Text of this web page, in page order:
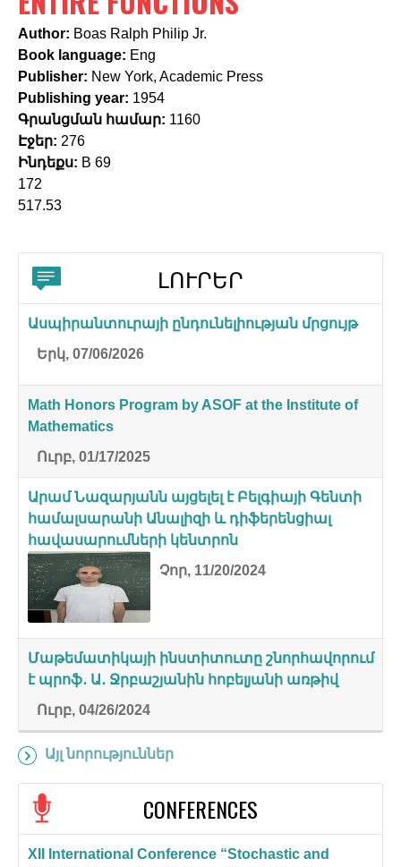
h
f
o
r
m
Author: Boas Ralph Philip Jr.
Book language: Eng
Publisher: New York, Academic Press
Publishing year: 1954
Գրանցման համար: 1160
Էջեր: 276
Ինդեքս: B 69
172
517.53
ԼՈՒՐԵՐ
Ասպիրանտուրայի ընդունելիության մրցույթ
Երկ, 07/06/2026
Math Honors Program by ASOF at the Institute of
Mathematics
Ուրբ, 01/17/2025
Արամ Նազարյանն այցելել է Բելգիայի Գենտի
համալսարանի Անալիզի և դիֆերենցիալ
հավասարումների կենտրոն
Չոր, 11/20/2024
Մաթեմատիկայի ինստիտուտը շնորհավորում
է պրոֆ․ Ա․ Ջրբաշյանին հոբելյանի առթիվ
Ուրբ, 04/26/2024
Այլ նորություններ
CONFERENCES
XII International Conference “Stochastic and